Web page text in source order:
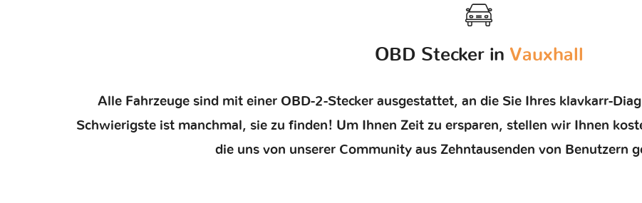
OBD Stecker in Vauxhall
Alle Fahrzeuge sind mit einer OBD-2-Stecker ausgestattet, an die Sie Ihres klavkarr-
Schwierigste ist manchmal, sie zu finden! Um Ihnen Zeit zu ersparen, stellen wir Ihnen
die uns von unserer Community aus Zehntausenden von Benutzern